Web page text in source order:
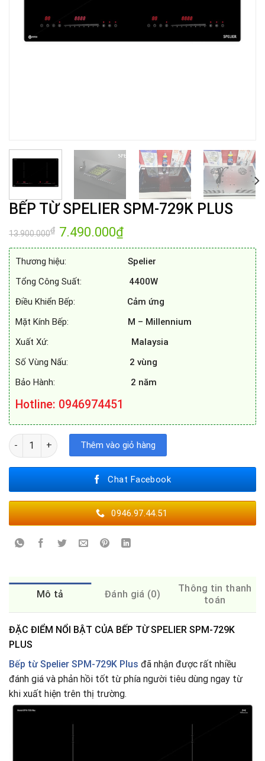
BẾP TỪ SPELIER SPM-729K PLUS
13.900.000₫ Giá
gốc
là:
7.490.000₫Giá
tại
7.490.000₫.
Thương hiệu: Spelier
Tổng Công Suất:
4400W
Điều Khiển Bếp: Cảm ứng
Mặt Kính Bếp:
M – Millennium
Xuất Xứ:
Malaysia
Số Vùng Nấu: 2 vùng
Bảo Hành: 2 năm
Hotline: 0946974451
BẾP TỪ SPELIER SPM-729K PLUS số lượng
Thêm vào giỏ hàng
Chat Facebook
0946.97.44.51
Mô tả Đánh giá (0)
Thông tin thanh
toán
ĐẶC ĐIỂM NỔI BẬT CỦA BẾP TỪ SPELIER SPM-729K
PLUS
Bếp từ Spelier SPM-729K Plus đã nhận được rất nhiều
đánh giá và phản hồi tốt từ phía người tiêu dùng ngay từ
khi xuất hiện trên thị trường.